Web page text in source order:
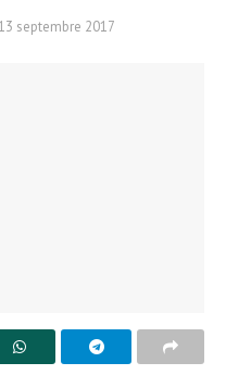
septembre 2017